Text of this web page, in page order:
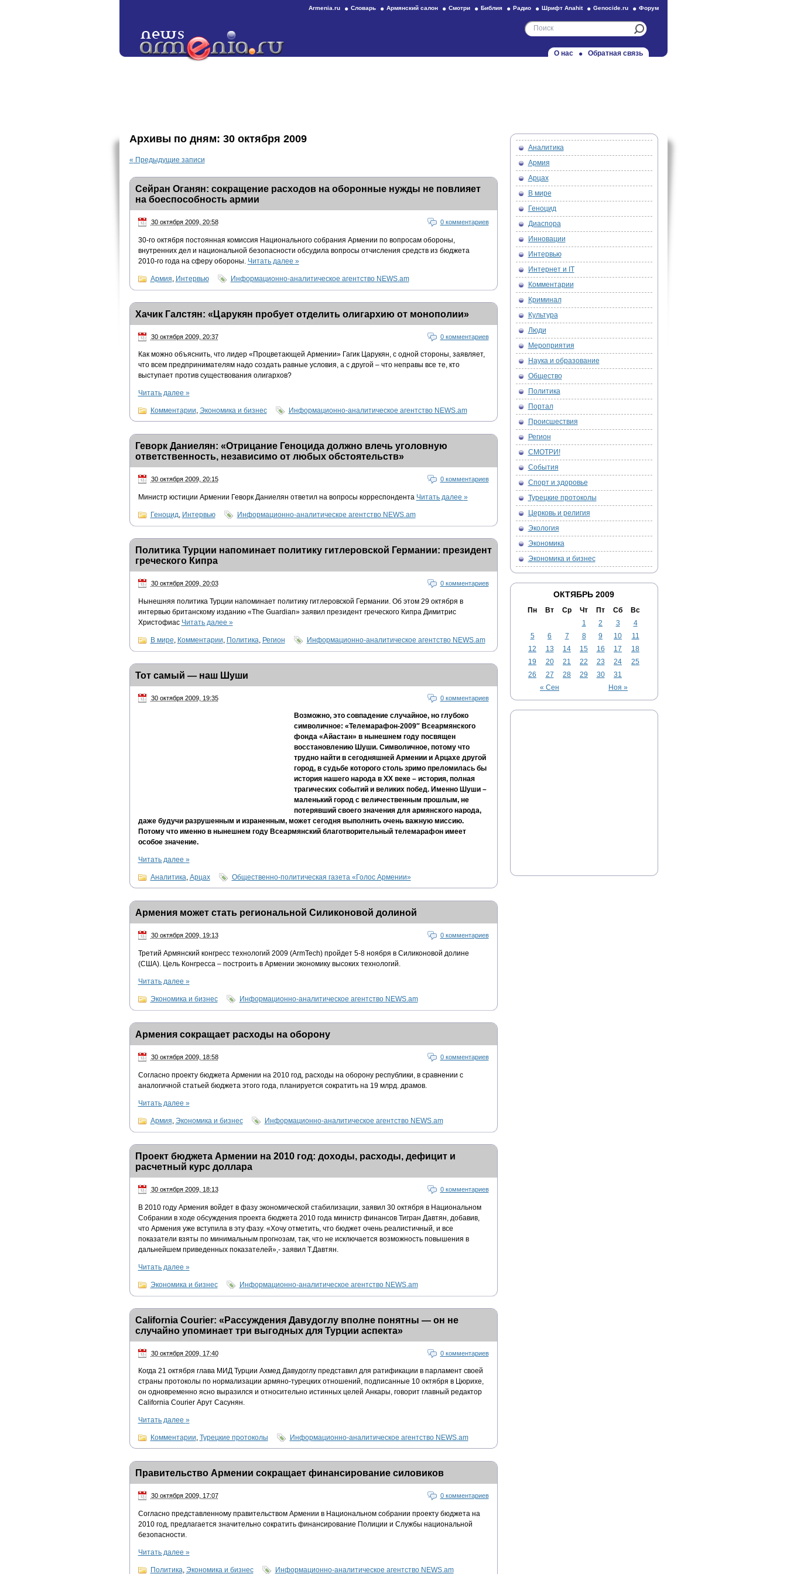
Armenia.ru Словарь Армянский салон Смотри Библия Радио Шрифт Anahit Genocide.ru Форум
О нас Обратная связь
Архивы по дням: 30 октября 2009
« Предыдущие записи
Сейран Оганян: сокращение расходов на оборонные нужды не повлияет
на боеспособность армии
30 октября 2009, 20:58 0 комментариев
30-го октября постоянная комиссия Национального собрания Армении по вопросам обороны,
внутренних дел и национальной безопасности обсудила вопросы отчисления средств из бюджета
2010-го года на сферу обороны. Читать далее »
Армия Интервью Информационно-аналитическое агентство NEWS.am
Хачик Галстян: «Царукян пробует отделить олигархию от монополии»
30 октября 2009, 20:37 0 комментариев
Как можно объяснить, что лидер «Процветающей Армении» Гагик Царукян, с одной стороны, заявляет,
что всем предпринимателям надо создать равные условия, а с другой – что неправы все те, кто
выступает против существования олигархов?
Читать далее »
Комментарии, Экономика и бизнес Информационно-аналитическое агентство NEWS.am
Геворк Даниелян: «Отрицание Геноцида должно влечь уголовную
ответственность, независимо от любых обстоятельств»
30 октября 2009, 20:15 0 комментариев
Министр юстиции Армении Геворк Даниелян ответил на вопросы корреспондента Читать далее »
Геноцид, Интервью Информационно-аналитическое агентство NEWS.am
Политика Турции напоминает политику гитлеровской Германии: президент
греческого Кипра
30 октября 2009, 20:03 0 комментариев
Нынешняя политика Турции напоминает политику гитлеровской Германии. Об этом 29 октября в
интервью британскому изданию «The Guardian» заявил президент греческого Кипра Димитрис
Христофиас Читать далее »
В мире Комментарии Политика Регион Информационно-аналитическое агентство NEWS.am
Тот самый — наш Шуши
30 октября 2009, 19:35 0 комментариев
Возможно, это совпадение случайное, но глубоко
символичное: «Телемарафон-2009″ Всеармянского
фонда «Айастан» в нынешнем году посвящен
восстановлению Шуши. Символичное, потому что
трудно найти в сегодняшней Армении и Арцахе другой
город, в судьбе которого столь зримо преломилась бы
история нашего народа в XX веке – история, полная
трагических событий и великих побед. Именно Шуши –
маленький город с величественным прошлым, не
потерявший своего значения для армянского народа,
даже будучи разрушенным и израненным, может сегодня выполнить очень важную миссию.
Потому что именно в нынешнем году Всеармянский благотворительный телемарафон имеет
особое значение.
Читать далее »
Аналитика, Арцах Общественно-политическая газета «Голос Армении»
Армения может стать региональной Силиконовой долиной
30 октября 2009, 19:13 0 комментариев
Третий Армянский конгресс технологий 2009 (ArmTech) пройдет 5-8 ноября в Силиконовой долине
(США). Цель Конгресса – построить в Армении экономику высоких технологий.
Читать далее »
Экономика и бизнес Информационно-аналитическое агентство NEWS.am
Армения сокращает расходы на оборону
30 октября 2009, 18:58 0 комментариев
Согласно проекту бюджета Армении на 2010 год, расходы на оборону республики, в сравнении с
аналогичной статьей бюджета этого года, планируется сократить на 19 млрд. драмов.
Читать далее »
Армия, Экономика и бизнес Информационно-аналитическое агентство NEWS.am
Проект бюджета Армении на 2010 год: доходы, расходы, дефицит и
расчетный курс доллара
30 октября 2009, 18:13 0 комментариев
В 2010 году Армения войдет в фазу экономической стабилизации, заявил 30 октября в Национальном
Собрании в ходе обсуждения проекта бюджета 2010 года министр финансов Тигран Давтян, добавив,
что Армения уже вступила в эту фазу. «Хочу отметить, что бюджет очень реалистичный, и все
показатели взяты по минимальным прогнозам, так, что не исключается возможность повышения в
дальнейшем приведенных показателей»,- заявил Т.Давтян.
Читать далее »
Экономика и бизнес Информационно-аналитическое агентство NEWS.am
California Courier: «Рассуждения Давудоглу вполне понятны — он не
случайно упоминает три выгодных для Турции аспекта»
30 октября 2009, 17:40 0 комментариев
Когда 21 октября глава МИД Турции Ахмед Давудоглу представил для ратификации в парламент своей
страны протоколы по нормализации армяно-турецких отношений, подписанные 10 октября в Цюрихе,
он одновременно ясно выразился и относительно истинных целей Анкары, говорит главный редактор
California Courier Арут Сасунян.
Читать далее »
Комментарии, Турецкие протоколы Информационно-аналитическое агентство NEWS.am
Правительство Армении сокращает финансирование силовиков
30 октября 2009, 17:07 0 комментариев
Согласно представленному правительством Армении в Национальном собрании проекту бюджета на
2010 год, предлагается значительно сократить финансирование Полиции и Службы национальной
безопасности.
Читать далее »
Политика, Экономика и бизнес Информационно-аналитическое агентство NEWS.am
Аналитика
Армия
Арцах
В мире
Геноцид
Диаспора
Инновации
Интервью
Интернет и IT
Комментарии
Криминал
Культура
Люди
Мероприятия
Наука и образование
Общество
Политика
Портал
Происшествия
Регион
СМОТРИ!
События
Спорт и здоровье
Турецкие протоколы
Церковь и религия
Экология
Экономика
Экономика и бизнес
ОКТЯБРЬ 2009
Пн Вт Ср Чт Пт Сб Вс
« Сен Ноя »
1 2 3
4
5
6 7 8 9 10
11
12
13 14 15 16 17
18
19
20 21 22 23 24
25
26
27 28 29 30 31